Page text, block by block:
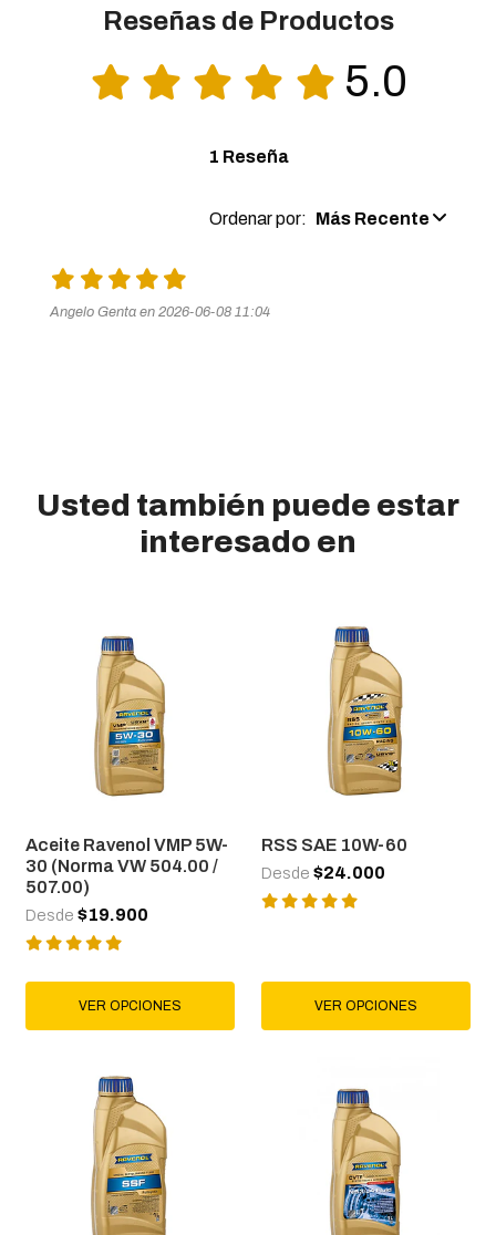
Reseñas de Productos
5.0
1 Reseña
Ordenar por: Más Recente
Angelo Genta en 2026-06-08 11:04
Usted también puede estar
interesado en
Aceite Ravenol VMP 5W-
30 (Norma VW 504.00 /
507.00)
Desde $19.900
VER OPCIONES
RSS SAE 10W-60
Desde $24.000
VER OPCIONES